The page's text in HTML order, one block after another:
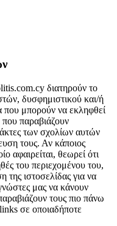
διατηρούν το
δυσφημιστικού και/ή
που μπορούν να εκληφθεί
που παραβιάζουν
των σχολίων αυτών
τους. Αν κάποιος
αφαιρείται, θεωρεί ότι
του περιεχομένου του,
της ιστοσελίδας για να
μας να κάνουν
τους πιο πάνω
σε οποιαδήποτε